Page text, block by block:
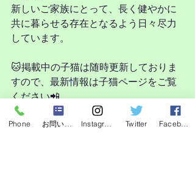
新しいご家族にとって、長く健やかに
共に暮らせる存在となるよう日々尽力
しています。
🐱掲載中の子猫は随時更新しておりま
すので、最新情報は子猫ページをご覧
ください📲
見学やご相談も随時受け付けておりま
す。
Phone Twitter